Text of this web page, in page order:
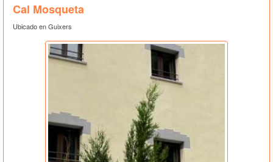
Cal Mosqueta
Ubicado en Guixers